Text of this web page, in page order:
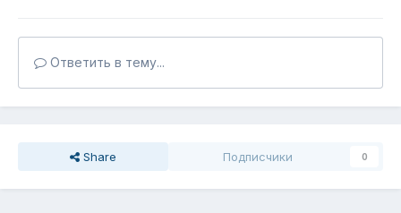
Ответить в тему...
Share Подписчики 0